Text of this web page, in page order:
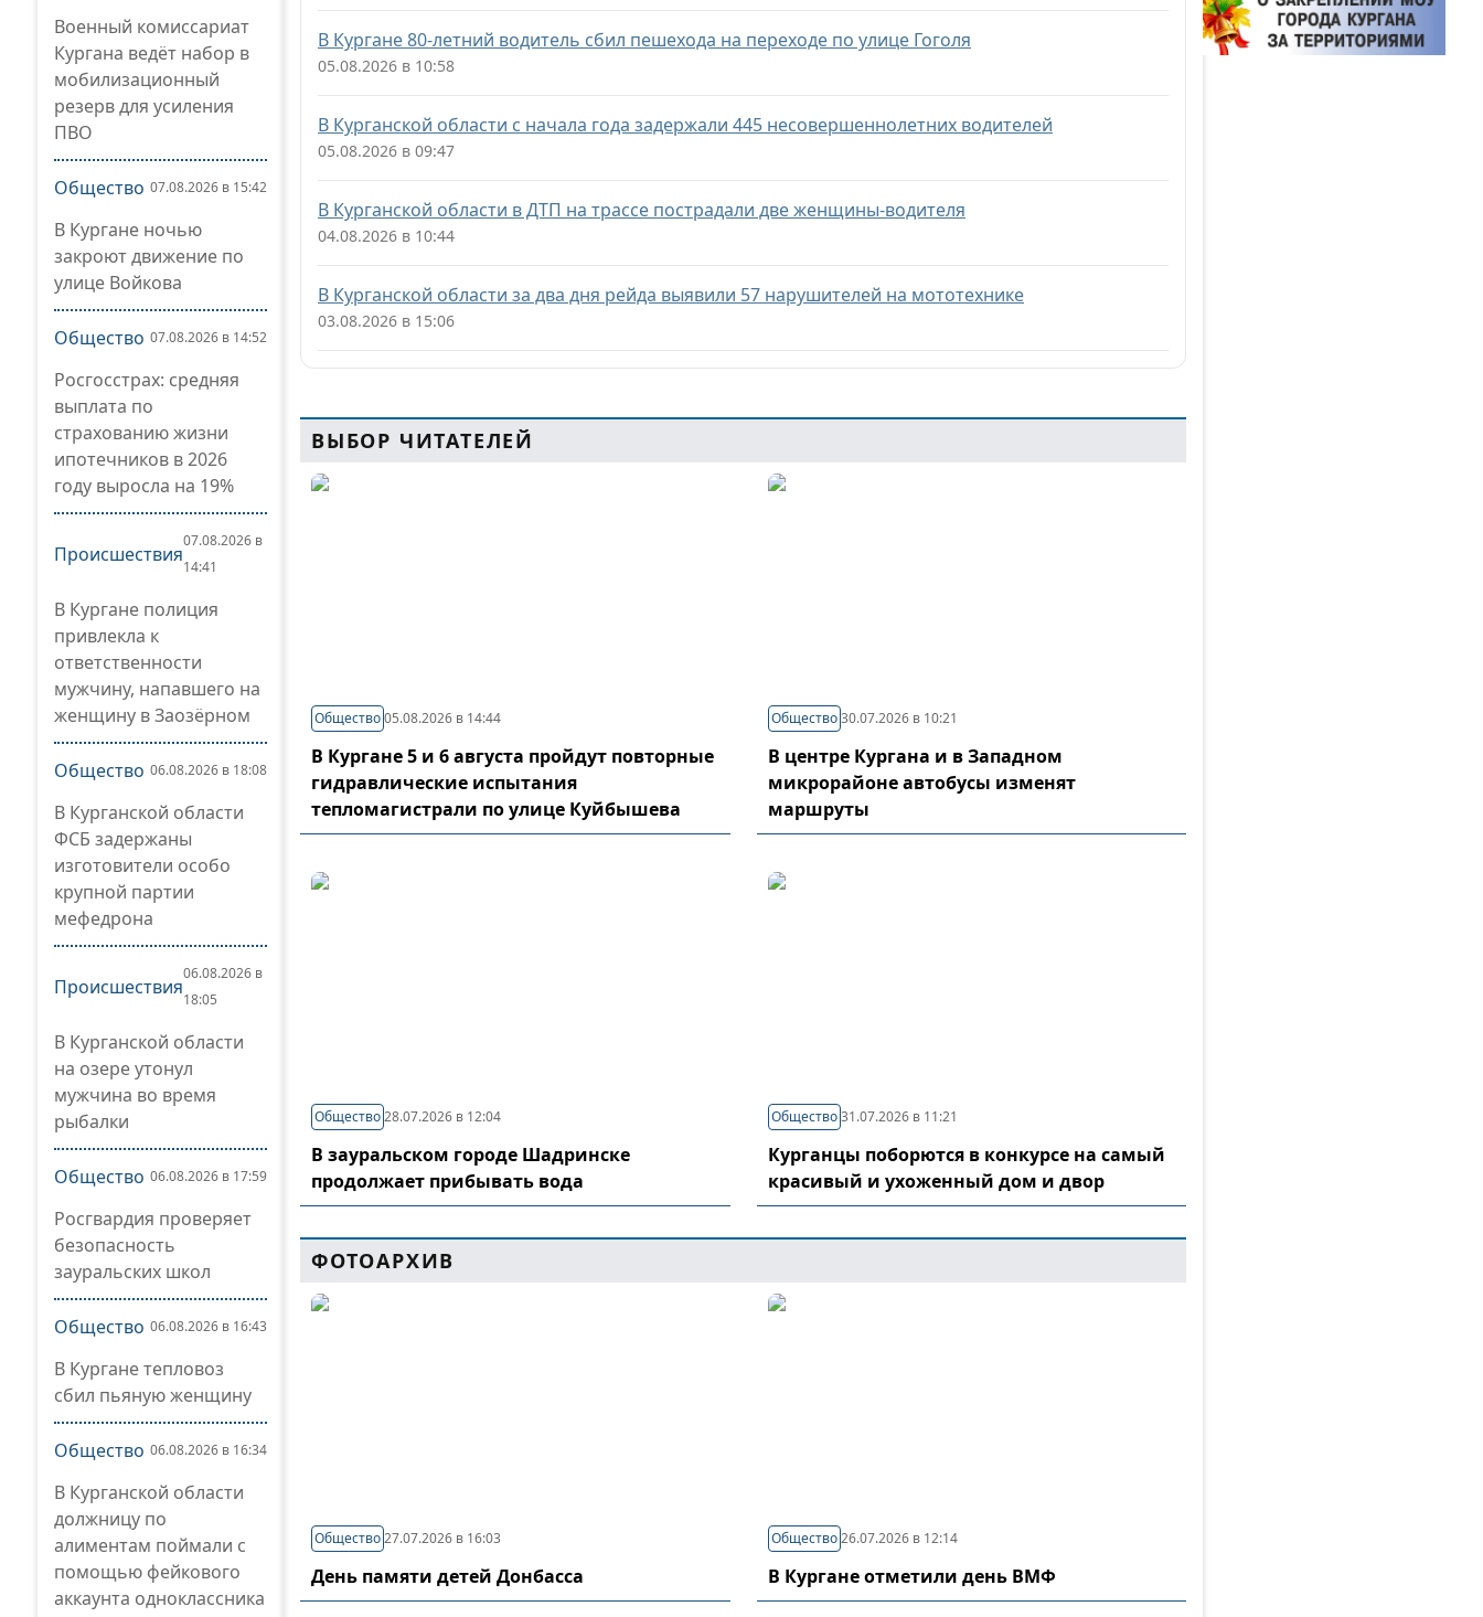
Военный комиссариат
Кургана ведёт набор в
мобилизационный
резерв для усиления
ПВО
Общество 07.08.2026 в 15:42
В Кургане ночью
закроют движение по
улице Войкова
Общество 07.08.2026 в 14:52
Росгосстрах: средняя
выплата по
страхованию жизни
ипотечников в 2026
году выросла на 19%
Происшествия
07.08.2026 в
14:41
В Кургане полиция
привлекла к
ответственности
мужчину, напавшего на
женщину в Заозёрном
Общество 06.08.2026 в 18:08
В Курганской области
ФСБ задержаны
изготовители особо
крупной партии
мефедрона
Происшествия
06.08.2026 в
18:05
В Курганской области
на озере утонул
мужчина во время
рыбалки
Общество 06.08.2026 в 17:59
Росгвардия проверяет
безопасность
зауральских школ
Общество 06.08.2026 в 16:43
В Кургане тепловоз
сбил пьяную женщину
Общество 06.08.2026 в 16:34
В Курганской области
должницу по
алиментам поймали с
помощью фейкового
аккаунта одноклассника
В Кургане 80-летний водитель сбил пешехода на переходе по улице Гоголя
05.08.2026 в 10:58
В Курганской области с начала года задержали 445 несовершеннолетних водителей
05.08.2026 в 09:47
В Курганской области в ДТП на трассе пострадали две женщины-водителя
04.08.2026 в 10:44
В Курганской области за два дня рейда выявили 57 нарушителей на мототехнике
03.08.2026 в 15:06
ВЫБОР ЧИТАТЕЛЕЙ
Общество05.08.2026 в 14:44
В Кургане 5 и 6 августа пройдут повторные
гидравлические испытания
тепломагистрали по улице Куйбышева
Общество 30.07.2026 в 10:21
В центре Кургана и в Западном
микрорайоне автобусы изменят
маршруты
Общество28.07.2026 в 12:04
В зауральском городе Шадринске
продолжает прибывать вода
Общество 31.07.2026 в 11:21
Курганцы поборются в конкурсе на самый
красивый и ухоженный дом и двор
ФОТОАРХИВ
Общество27.07.2026 в 16:03
День памяти детей Донбасса
Общество 26.07.2026 в 12:14
В Кургане отметили день ВМФ